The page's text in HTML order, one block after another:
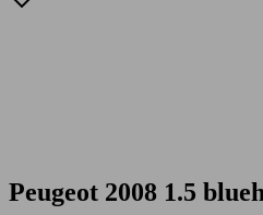
Peugeot 2008 1.5